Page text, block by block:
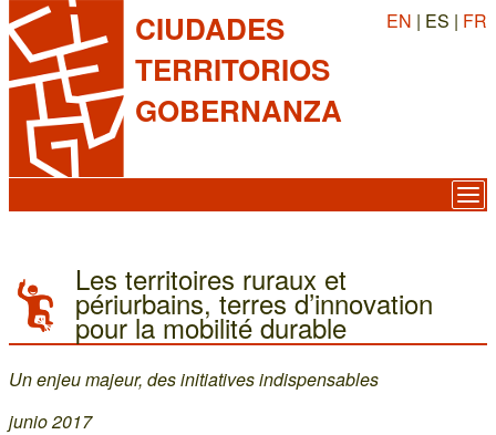
CIUDADES
TERRITORIOS
GOBERNANZA
EN | ES | FR
Les territoires ruraux et
périurbains, terres d’innovation
pour la mobilité durable
Un enjeu majeur, des initiatives indispensables
junio 2017